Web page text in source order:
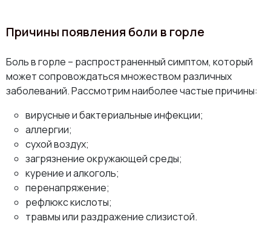
Причины появления боли в горле
Боль в горле – распространенный симптом, который
может сопровождаться множеством различных
заболеваний. Рассмотрим наиболее частые причины:
вирусные и бактериальные инфекции;
аллергии;
сухой воздух;
загрязнение окружающей среды;
курение и алкоголь;
перенапряжение;
рефлюкс кислоты;
травмы или раздражение слизистой.